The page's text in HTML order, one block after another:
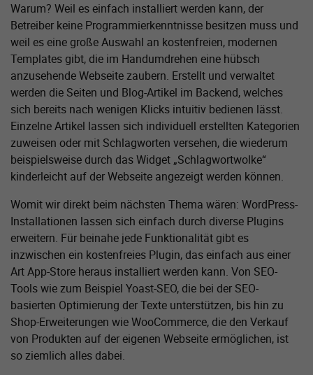
Warum? Weil es einfach installiert werden kann, der
Betreiber keine Programmier­kenntnisse besitzen muss und
weil es eine große Auswahl an kostenfreien, modernen
Templates gibt, die im Handumdrehen eine hübsch
anzusehende Webseite zaubern. Erstellt und verwaltet
werden die Seiten und Blog-Artikel im Backend, welches
sich bereits nach wenigen Klicks intuitiv bedienen lässt.
Einzelne Artikel lassen sich individuell erstellten Kategorien
zuweisen oder mit Schlagworten versehen, die wiederum
beispielsweise durch das Widget „Schlagwortwolke“
kinderleicht auf der Webseite angezeigt werden können.
Womit wir direkt beim nächsten Thema wären: WordPress-
Installationen lassen sich einfach durch diverse Plugins
erweitern. Für beinahe jede Funktionalität gibt es
inzwischen ein kostenfreies Plugin, das einfach aus einer
Art App-Store heraus installiert werden kann. Von SEO-
Tools wie zum Beispiel Yoast-SEO, die bei der SEO-
basierten Optimierung der Texte unterstützen, bis hin zu
Shop-Erweiterungen wie WooCommerce, die den Verkauf
von Produkten auf der eigenen Webseite ermöglichen, ist
so ziemlich alles dabei.